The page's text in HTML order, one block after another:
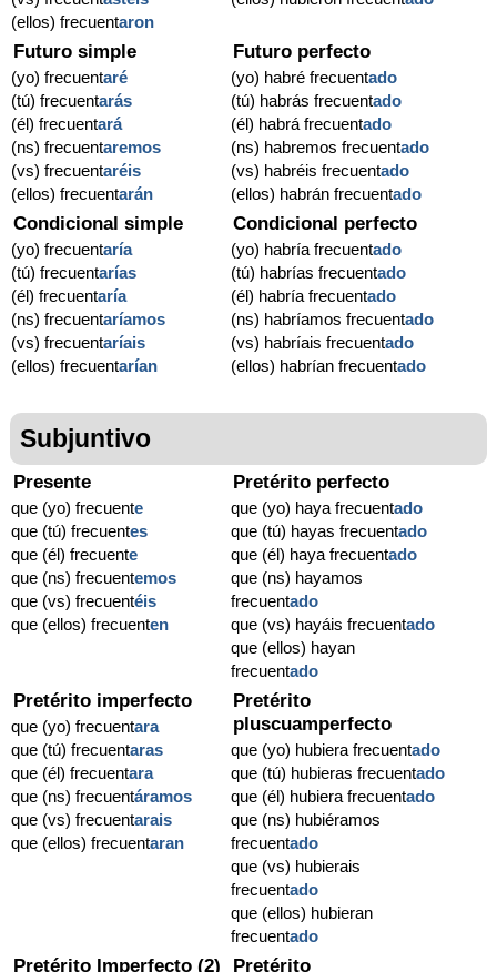
(ellos) frecuentaron
Futuro simple
(yo) frecuentaré
(tú) frecuentarás
(él) frecuentará
(ns) frecuentaremos
(vs) frecuentaréis
(ellos) frecuentarán
Futuro perfecto
(yo) habré frecuentado
(tú) habrás frecuentado
(él) habrá frecuentado
(ns) habremos frecuentado
(vs) habréis frecuentado
(ellos) habrán frecuentado
Condicional simple
(yo) frecuentaría
(tú) frecuentarías
(él) frecuentaría
(ns) frecuentaríamos
(vs) frecuentaríais
(ellos) frecuentarían
Condicional perfecto
(yo) habría frecuentado
(tú) habrías frecuentado
(él) habría frecuentado
(ns) habríamos frecuentado
(vs) habríais frecuentado
(ellos) habrían frecuentado
Subjuntivo
Presente
que (yo) frecuente
que (tú) frecuentes
que (él) frecuente
que (ns) frecuentemos
que (vs) frecuentéis
que (ellos) frecuenten
Pretérito perfecto
que (yo) haya frecuentado
que (tú) hayas frecuentado
que (él) haya frecuentado
que (ns) hayamos
frecuentado
que (vs) hayáis frecuentado
que (ellos) hayan
frecuentado
Pretérito imperfecto
que (yo) frecuentara
que (tú) frecuentaras
que (él) frecuentara
que (ns) frecuentáramos
que (vs) frecuentarais
que (ellos) frecuentaran
Pretérito
pluscuamperfecto
que (yo) hubiera frecuentado
que (tú) hubieras frecuentado
que (él) hubiera frecuentado
que (ns) hubiéramos
frecuentado
que (vs) hubierais
frecuentado
que (ellos) hubieran
frecuentado
Pretérito Imperfecto (2) Pretérito